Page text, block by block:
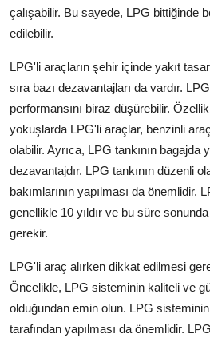
çalışabilir. Bu sayede, LPG bittiğinde
edilebilir.
LPG'li araçların şehir içinde yakıt
sıra bazı dezavantajları da vardır.
performansını biraz düşürebilir.
yokuşlarda LPG'li araçlar, benzinli
olabilir. Ayrıca, LPG tankının bagajda
dezavantajdır. LPG tankının düzenli
bakımlarının yapılması da önemlidir.
genellikle 10 yıldır ve bu süre
gerekir.
LPG'li araç alırken dikkat edilmesi
Öncelikle, LPG sisteminin kaliteli ve
olduğundan emin olun. LPG
tarafından yapılması da önemlidir.